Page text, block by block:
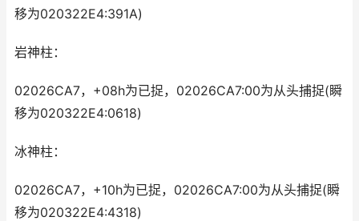
移为020322E4:391A)
岩神柱：
02026CA7，+08h为已捉，02026CA7:00为从头捕捉(瞬
移为020322E4:0618)
冰神柱：
02026CA7，+10h为已捉，02026CA7:00为从头捕捉(瞬
移为020322E4:4318)